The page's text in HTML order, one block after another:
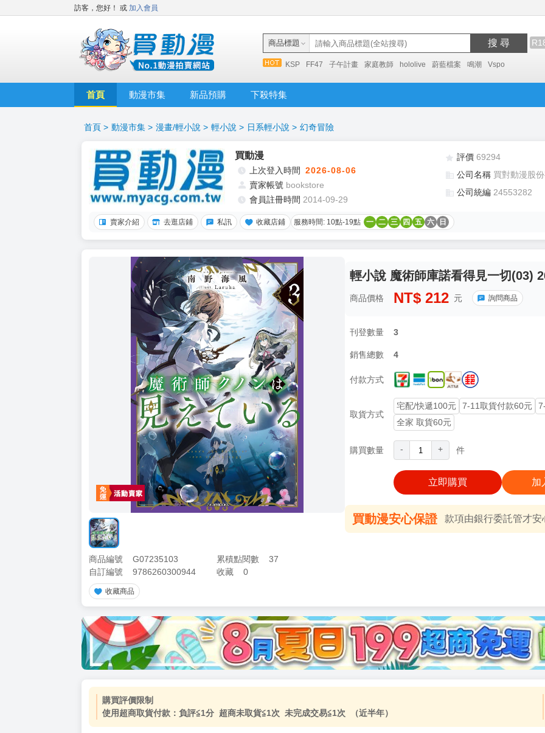
訪客，您好！ 或 加入會員
商品標題 搜 尋
KSP FF47 子午計畫 家庭教師 hololive 蔚藍檔案 鳴潮 Vspo
首頁 動漫市集 新品預購 下殺特集
首頁 > 動漫市集 > 漫畫/輕小說 > 輕小說 > 日系輕小說 > 幻奇冒險
買動漫
上次登入時間 2026-08-06
賣家帳號 bookstore
會員註冊時間 2014-09-29
評價 69294
公司名稱 買對動漫股
公司統編 24553282
賣家介紹 去逛店鋪 私訊 收藏店鋪 服務時間: 10點-19點 一 二 三 四 五 六 日
商品編號 G07235103 累積點閱數
37
自訂編號
9786260300944 收藏 0
收藏商品
輕小說 魔術師庫諾看得見一切(03)
商品價格 NT$ 212 元 詢問商品
刊登數量 3
銷售總數 4
付款方式
取貨方式
宅配/快遞100元 7-11取貨付款60元
全家 取貨60元
購買數量 - + 件
立即購買 加
買動漫安心保證 款項由銀行委託管才安
加價購 ( 共
(加購品) 買動漫★《$15元-加固紙箱包裝》